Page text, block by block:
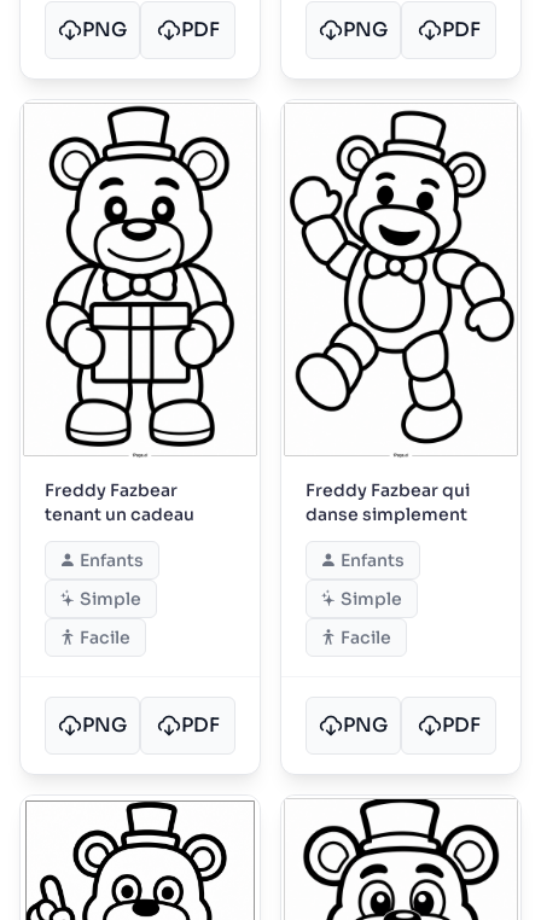
PNG PDF PNG PDF
Freddy Fazbear
tenant un cadeau
Enfants
Simple
Facile
PNG PDF
Freddy Fazbear qui
danse simplement
Enfants
Simple
Facile
PNG PDF